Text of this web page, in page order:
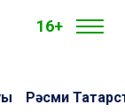
16+
Рәсми